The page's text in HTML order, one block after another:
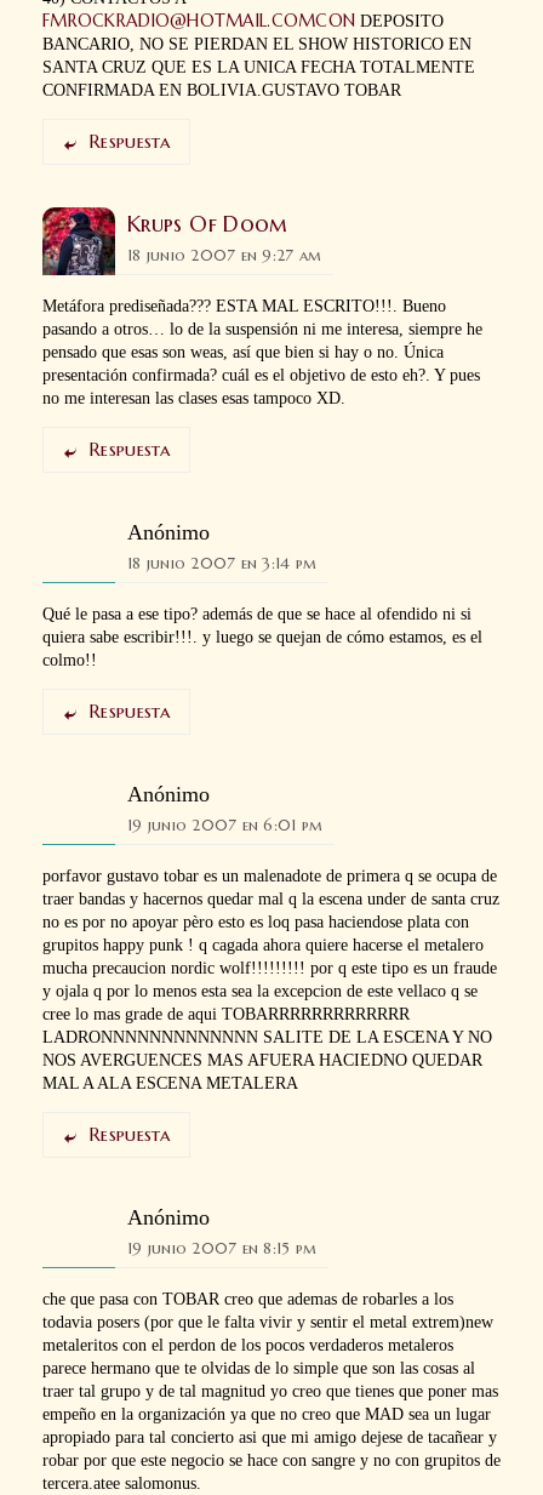
FMROCKRADIO@HOTMAIL.COMCON DEPOSITO
BANCARIO, NO SE PIERDAN EL SHOW HISTORICO EN
SANTA CRUZ QUE ES LA UNICA FECHA TOTALMENTE
CONFIRMADA EN BOLIVIA.GUSTAVO TOBAR
Respuesta
Krups Of Doom
18 junio 2007 en 9:27 am
Metáfora prediseñada??? ESTA MAL ESCRITO!!!. Bueno
pasando a otros… lo de la suspensión ni me interesa, siempre he
pensado que esas son weas, así que bien si hay o no. Única
presentación confirmada? cuál es el objetivo de esto eh?. Y pues
no me interesan las clases esas tampoco XD.
Respuesta
Anónimo
18 junio 2007 en 3:14 pm
Qué le pasa a ese tipo? además de que se hace al ofendido ni si
quiera sabe escribir!!!. y luego se quejan de cómo estamos, es el
colmo!!
Respuesta
Anónimo
19 junio 2007 en 6:01 pm
porfavor gustavo tobar es un malenadote de primera q se ocupa de
traer bandas y hacernos quedar mal q la escena under de santa cruz
no es por no apoyar pèro esto es loq pasa haciendose plata con
grupitos happy punk ! q cagada ahora quiere hacerse el metalero
mucha precaucion nordic wolf!!!!!!!!! por q este tipo es un fraude
y ojala q por lo menos esta sea la excepcion de este vellaco q se
cree lo mas grade de aqui TOBARRRRRRRRRRRRR
LADRONNNNNNNNNNNNN SALITE DE LA ESCENA Y NO
NOS AVERGUENCES MAS AFUERA HACIEDNO QUEDAR
MAL A ALA ESCENA METALERA
Respuesta
Anónimo
19 junio 2007 en 8:15 pm
che que pasa con TOBAR creo que ademas de robarles a los
todavia posers (por que le falta vivir y sentir el metal extrem)new
metaleritos con el perdon de los pocos verdaderos metaleros
parece hermano que te olvidas de lo simple que son las cosas al
traer tal grupo y de tal magnitud yo creo que tienes que poner mas
empeño en la organización ya que no creo que MAD sea un lugar
apropiado para tal concierto asi que mi amigo dejese de tacañear y
robar por que este negocio se hace con sangre y no con grupitos de
tercera.atee salomonus.